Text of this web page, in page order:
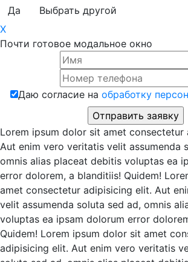
Да
Выбрать другой
X
Почти готовое модальное окно
Даю согласие на обработку
Lorem ipsum dolor sit amet consectetur
Aut enim vero veritatis velit assumenda
omnis alias placeat debitis voluptas ea
error dolorem, a blanditiis! Quidem!
amet consectetur adipisicing elit. Aut
velit assumenda soluta sed ad, omnis
voluptas ea ipsam dolorum error
Quidem! Lorem ipsum dolor sit amet
adipisicing elit. Aut enim vero veritatis